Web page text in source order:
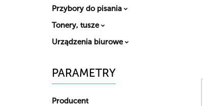
Przybory do pisania
Tonery, tusze
Urządzenia biurowe
PARAMETRY
Producent